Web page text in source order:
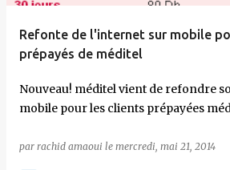
Refonte de l'internet sur mobile
prépayés de méditel
Nouveau! méditel vient de refondre
mobile pour les clients prépayées
par rachid amaoui le mercredi, mai 21, 2014